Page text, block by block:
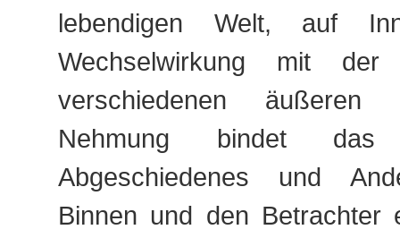
lebendigen Welt, auf
Wechselwirkung mit
verschiedenen äußeren
Nehmung bindet
Abgeschiedenes und
Binnen und den Betrachter